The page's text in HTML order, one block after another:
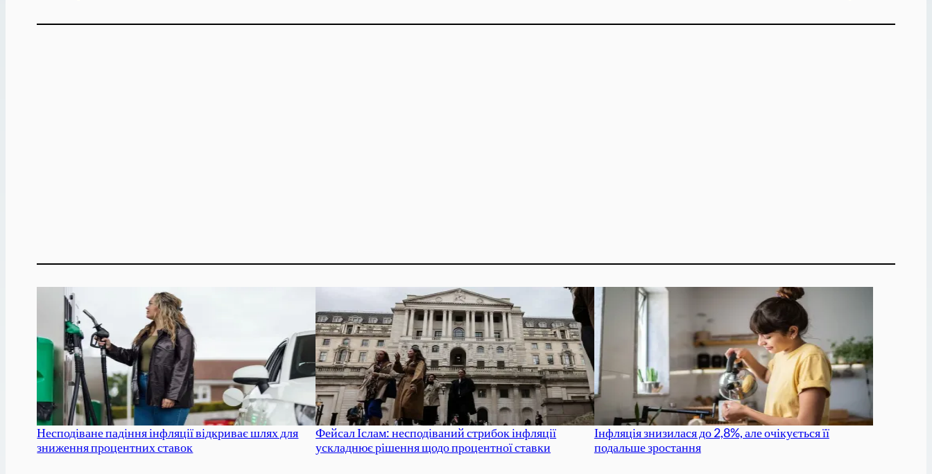
Несподіване падіння інфляції відкриває шлях для
зниження процентних ставок
Фейсал Іслам: несподіваний стрибок інфляції
ускладнює рішення щодо процентної ставки
Інфляція знизилася до 2,8%, але очікується її
подальше зростання